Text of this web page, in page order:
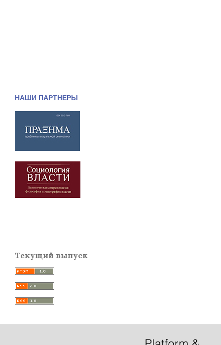
НАШИ ПАРТНЕРЫ
Текущий выпуск